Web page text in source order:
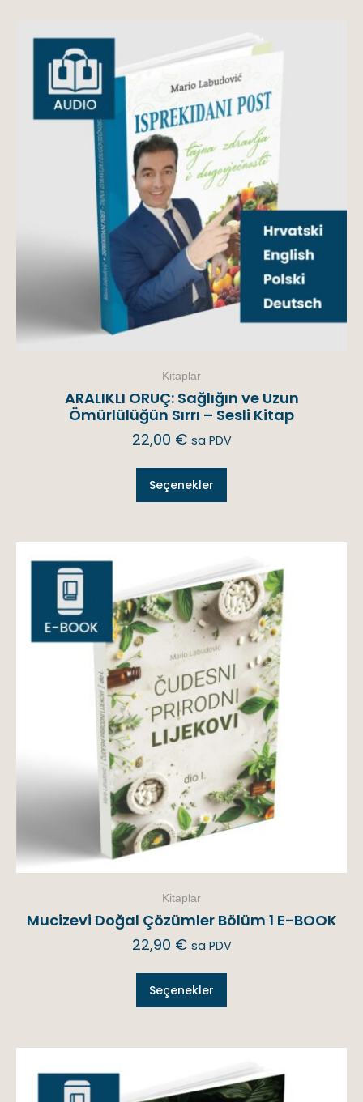
Kitaplar
ARALIKLI ORUÇ: Sağlığın ve Uzun
Ömürlülüğün Sırrı – Sesli Kitap
22,00 € sa PDV
Seçenekler
Kitaplar
Mucizevi Doğal Çözümler Bölüm 1 E-BOOK
22,90 € sa PDV
Seçenekler